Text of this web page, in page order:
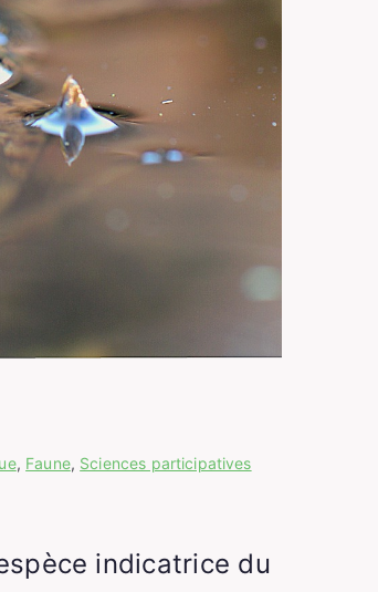
, Faune, Sciences participatives
indicatrice du